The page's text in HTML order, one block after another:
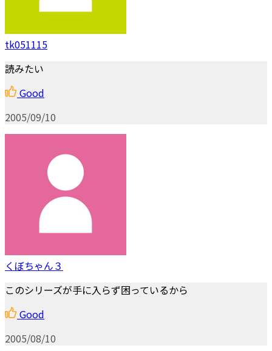
tk051115
読みたい
Good
2005/09/10
くぼちゃん３
このシリーズが手に入らず困っているから
Good
2005/08/10